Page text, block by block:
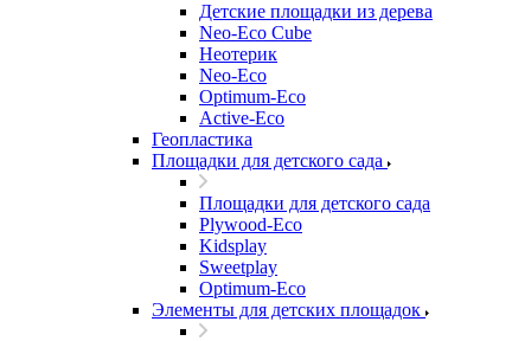
Детские площадки из дерева
Neo-Eco Cube
Неотерик
Neo-Eco
Оptimum-Еco
Active-Eco
Геопластика
Площадки для детского сада
Площадки для детского сада
Plywood-Eco
Kidsplay
Sweetplay
Оptimum-Еco
Элементы для детских площадок